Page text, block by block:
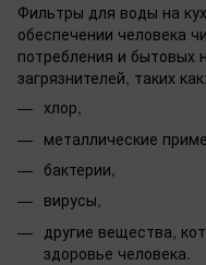
Фильтры для воды на
обеспечении человека
потребления и
загрязнителей, таких как:
хлор,
металлические
бактерии,
вирусы,
другие вещества,
здоровье человека.